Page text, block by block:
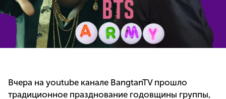
Вчера на youtube канале BangtanTV прошло
традиционное празднование годовщины группы,